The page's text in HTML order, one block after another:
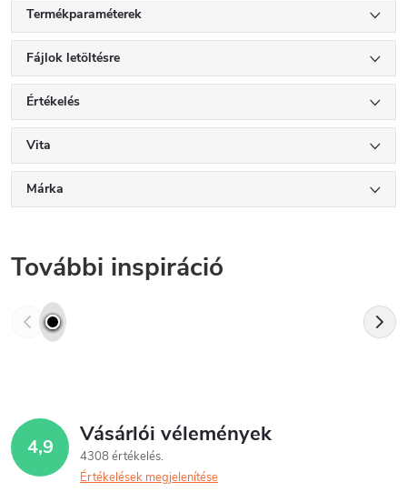
Termékparaméterek
Fájlok letöltésre
Értékelés
Vita
Márka
További inspiráció
4,9 Vásárlói vélemények
4308 értékelés
Értékelések megjelenítése